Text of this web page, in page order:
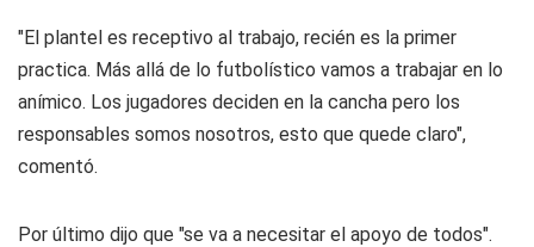
"El plantel es receptivo al trabajo, recién es la primer
practica. Más allá de lo futbolístico vamos a trabajar en lo
anímico. Los jugadores deciden en la cancha pero los
responsables somos nosotros, esto que quede claro",
comentó.
Por último dijo que "se va a necesitar el apoyo de todos".